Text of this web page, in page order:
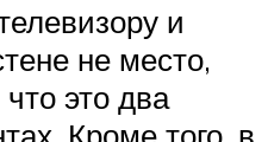
и
не место,
это два